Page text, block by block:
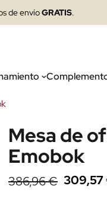
de envíoGRATIS.
Mesa de
Emobok
386,96 € 309,57